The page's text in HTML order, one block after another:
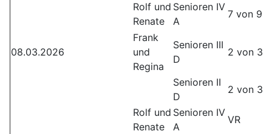
Rolf und
Renate
Senioren IV
A
7 von 9
08.03.2026
Frank
und
Regina
Senioren III
D
2 von 3
Senioren II
D
2 von 3
Rolf und
Renate
Senioren IV
A
VR